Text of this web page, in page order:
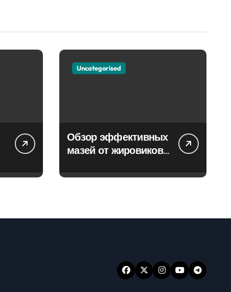
Uncategorised
Обзор эффективных
мазей от жировиков
эффектом